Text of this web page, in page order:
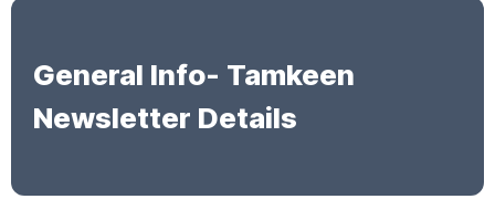
General Info- Tamkeen
Newsletter Details